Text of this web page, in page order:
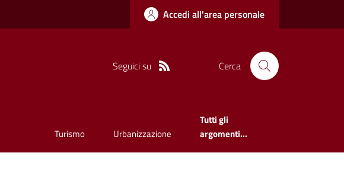
Accedi all'area personale
Seguici su Cerca
Turismo Urbanizzazione
Tutti gli
argomenti...